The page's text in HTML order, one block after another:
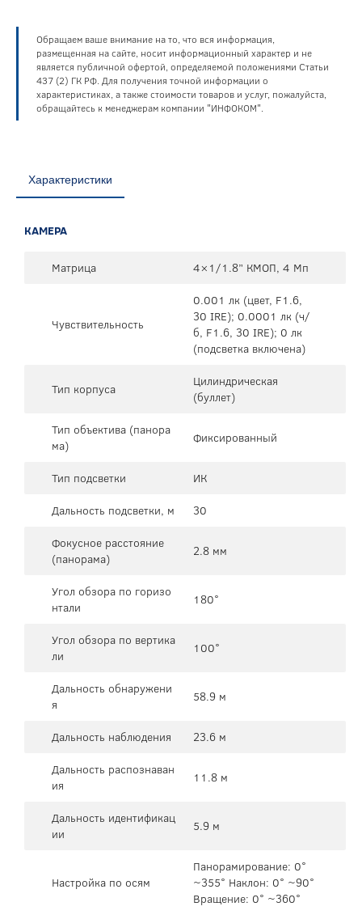
Обращаем ваше внимание на то, что вся информация,
размещенная на сайте, носит информационный характер и не
является публичной офертой, определяемой положениями Статьи
437 (2) ГК РФ. Для получения точной информации о
характеристиках, а также стоимости товаров и услуг, пожалуйста,
обращайтесь к менеджерам компании "ИНФОКОМ".
Характеристики
КАМЕРА
Матрица 4×1/1.8” КМОП, 4 Мп
Чувствительность
0.001 лк (цвет, F1.6,
30 IRE); 0.0001 лк (ч/
б, F1.6, 30 IRE); 0 лк
(подсветка включена)
Тип корпуса
Цилиндрическая
(буллет)
Тип объектива (панора
ма)
Фиксированный
Тип подсветки
ИК
Дальность подсветки, м
30
Фокусное расстояние
(панорама)
2.8 мм
Угол обзора по горизо
нтали
180°
Угол обзора по вертика
ли
100°
Дальность обнаружени
я
58.9 м
Дальность наблюдения
23.6 м
Дальность распознаван
ия
11.8 м
Дальность идентификац
ии
5.9 м
Настройка по осям
Панорамирование: 0°
~355° Наклон: 0° ~90°
Вращение: 0° ~360°